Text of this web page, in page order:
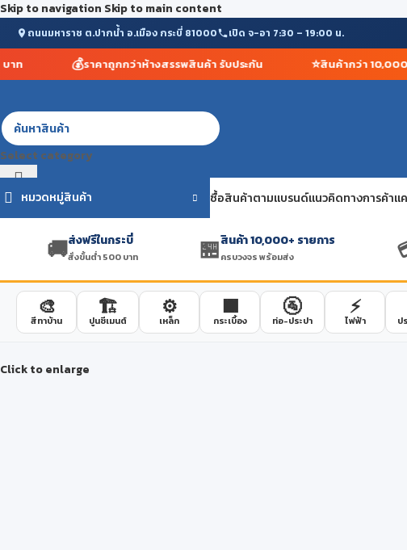
Skip to navigation Skip to main content
ถนนมหาราช ต.ปากน้ำ อ.เมือง กระบี่ 81000 เปิด จ-อา 7:30 – 19:00 น.
ราคาถูกกว่าห้างสรรพสินค้า รับประกัน สินค้ากว่า 10,000
Select category
หมวดหมู่สินค้า ซื้อสินค้าตามแบรนด์แนวคิดทางการค้าแ
🚚ส่งฟรีในกระบี่
สั่งขั้นต่ำ 500 บาท 🏪สินค้า 10,000+ รายการ
ครบวงจร พร้อมส่ง
🎨
สีทาบ้าน
🏗️
ปูนซีเมนต์
⚙️
เหล็ก
🟫
กระเบื้อง
🚰
ท่อ-ประปา
⚡
ไฟฟ้า ป
Click to enlarge